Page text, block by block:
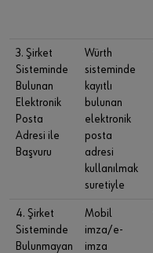
3. Şirket
Sisteminde
Bulunan
Elektronik
Posta
Adresi ile
Başvuru
Würth
sisteminde
kayıtlı
bulunan
elektronik
posta
adresi
kullanılmak
suretiyle
4. Şirket
Sisteminde
Bulunmayan
Mobil
imza/e-
imza